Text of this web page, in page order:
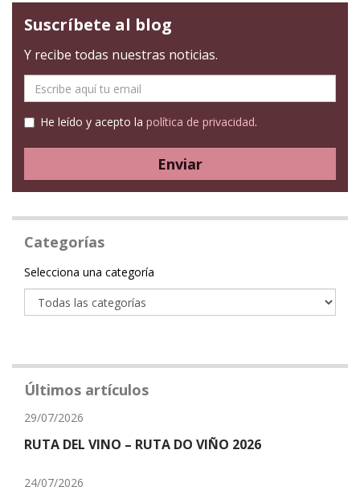
Suscríbete al blog
Y recibe todas nuestras noticias.
mail
He leído y acepto la política de privacidad.
Enviar
Categorías
Categoría
Selecciona una categoría
Últimos artículos
29/07/2026
RUTA DEL VINO – RUTA DO VIÑO 2026
24/07/2026